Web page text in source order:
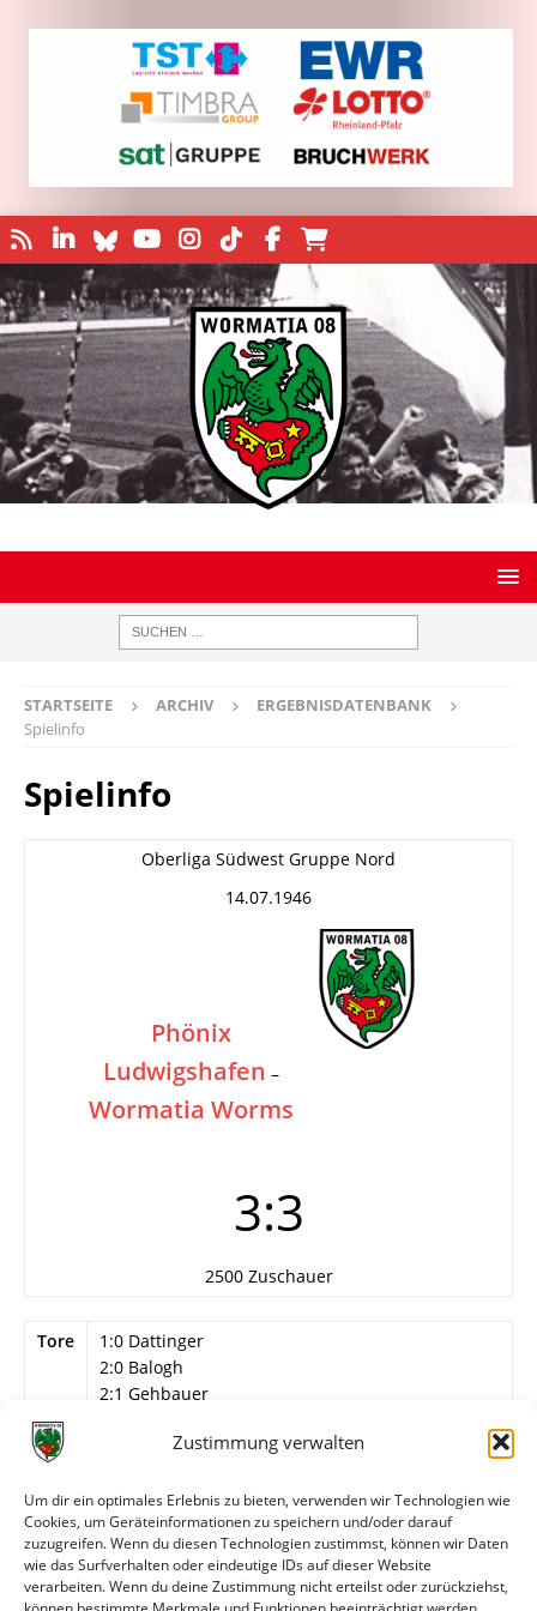
Zustimmung verwalten
Um dir ein optimales Erlebnis zu bieten, verwenden wir Technologien wie
Cookies, um Geräteinformationen zu speichern und/oder darauf
zuzugreifen. Wenn du diesen Technologien zustimmst, können wir Daten
wie das Surfverhalten oder eindeutige IDs auf dieser Website
verarbeiten. Wenn du deine Zustimmung nicht erteilst oder zurückziehst,
STARTSEITE ARCHIV
ERGEBNISDATENBANK
Spielinfo
Spielinfo
Oberliga Südwest Gruppe Nord
14.07.1946
Phönix
Ludwigshafen –
Wormatia Worms
3:3
2500 Zuschauer
Tore
1:0 Dattinger
2:0 Balogh
2:1 Gehbauer
Info
Wormatia Worms
G. Müller – E. Herold, Ri. Müller – ?, Selbert, ? – E.
Vogt, Gimbel, Gehbauer, Fath, Hz. Müller.